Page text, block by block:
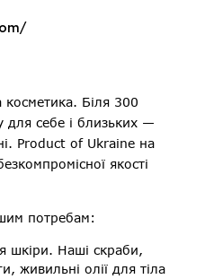
косметика. Біля 300
для себе і близьких —
Product of Ukraine на
якості
потребам:
шкіри. Наші скраби,
живильні олії для тіла